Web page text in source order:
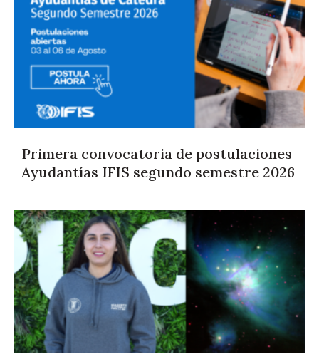
Primera convocatoria de postulaciones
Ayudantías IFIS segundo semestre 2026